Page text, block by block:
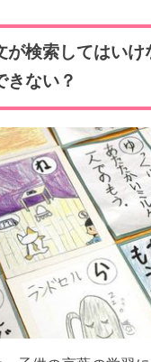
が検索してはいけ
きない？